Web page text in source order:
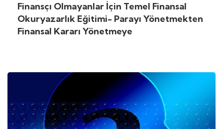
Finansçı Olmayanlar İçin Temel Finansal
Okuryazarlık Eğitimi- Parayı Yönetmekten
Finansal Kararı Yönetmeye